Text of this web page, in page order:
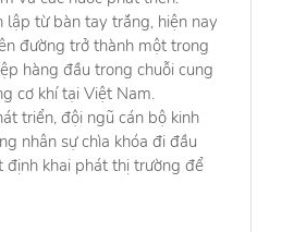
lập từ bàn tay trắng, hiện nay
đường trở thành một trong
hàng đầu trong chuỗi cung
cơ khí tại Việt Nam.
triển, đội ngũ cán bộ kinh
nhân sự chìa khóa đi đầu
khai phát thị trường để